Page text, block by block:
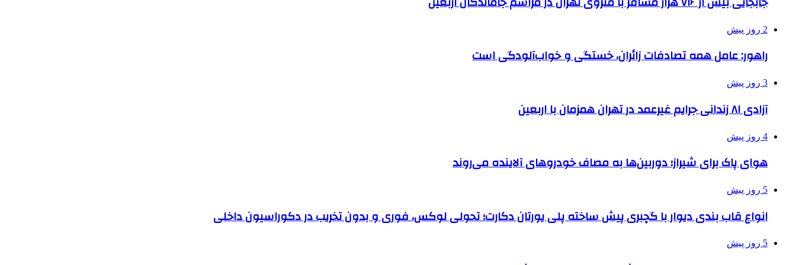
2 روز پیش
راهور: عامل همه تصادفات زائران، خستگی و خواب‌آلودگی است
3 روز پیش
آزادی ۸۱ زندانی جرایم غیرعمد در تهران همزمان با اربعین
4 روز پیش
هوای پاک برای شیراز؛ دوربین‌ها به مصاف خودروهای آلاینده می‌روند
5 روز پیش
انواع قاب بندی دیوار با گچبری پیش ساخته پلی یورتان دکارت؛ تحولی لوکس، فوری و بدون تخریب در دکوراسیون داخلی
5 روز پیش